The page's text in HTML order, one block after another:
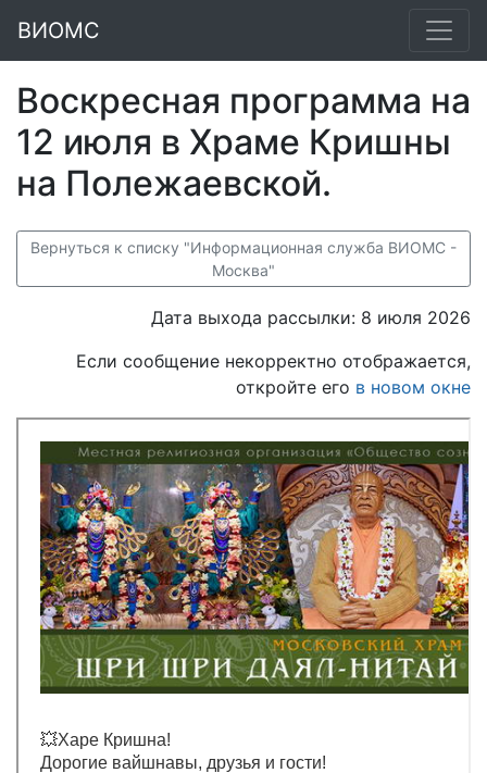
ВИОМС
Воскресная программа на
12 июля в Храме Кришны
на Полежаевской.
Вернуться к списку "Информационная служба ВИОМС -
Москва"
Дата выхода рассылки: 8 июля 2026
Если сообщение некорректно отображается,
откройте его в новом окне